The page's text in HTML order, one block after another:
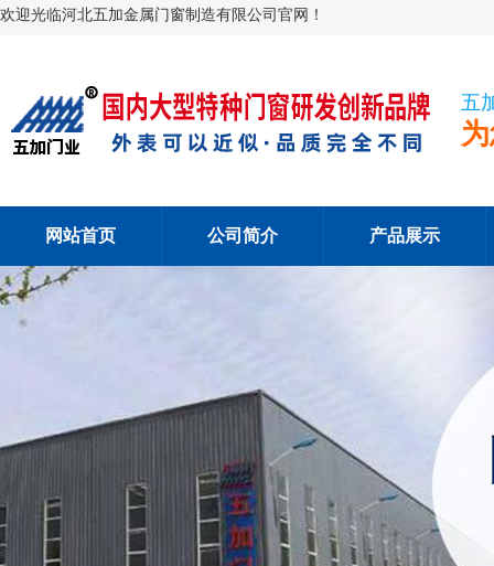
欢迎光临河北五加金属门窗制造有限公司官网！
五
网站首页 公司简介 产品展示